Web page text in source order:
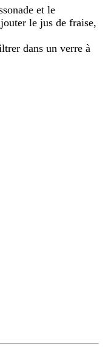
et le
le jus de fraise,
dans un verre à